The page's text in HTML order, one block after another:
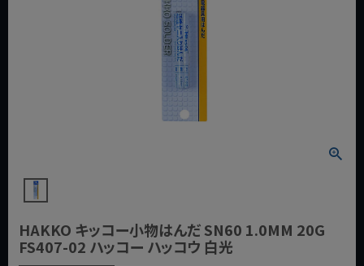
HAKKO キッコー小物はんだ SN60 1.0MM 20G
FS407-02 ハッコー ハッコウ 白光